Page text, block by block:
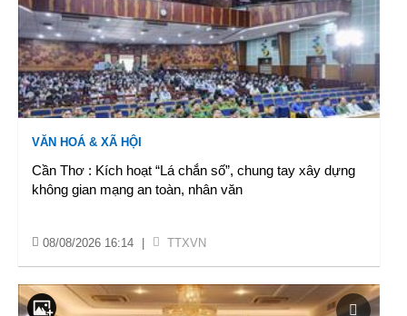
VĂN HOÁ & XÃ HỘI
Cần Thơ : Kích hoạt “Lá chắn số”, chung tay xây dựng
không gian mạng an toàn, nhân văn
08/08/2026 16:14 TTXVN